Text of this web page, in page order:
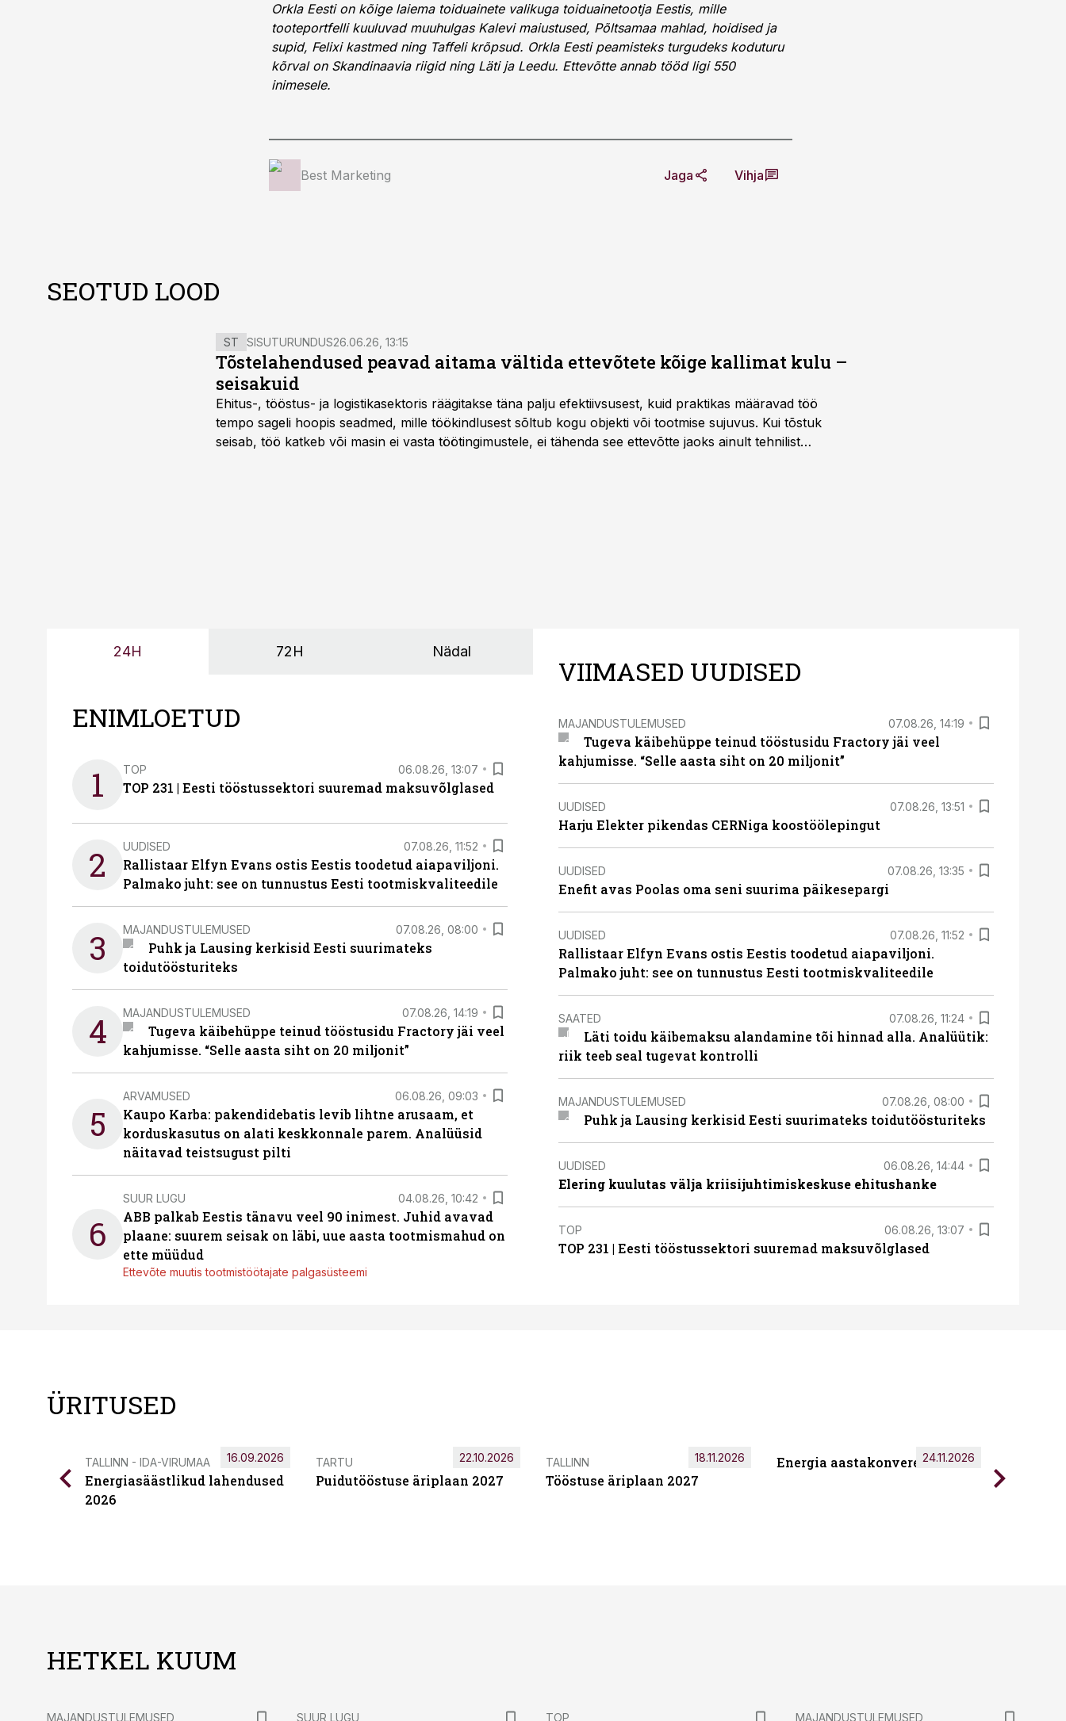
Orkla Eesti on kõige laiema toiduainete valikuga toiduainetootja Eestis, mille
tooteportfelli kuuluvad muuhulgas Kalevi maiustused, Põltsamaa mahlad, hoidised ja
supid, Felixi kastmed ning Taffeli krõpsud. Orkla Eesti peamisteks turgudeks koduturu
kõrval on Skandinaavia riigid ning Läti ja Leedu. Ettevõtte annab tööd ligi 550
inimesele.
Best Marketing Jaga Vihja
SEOTUD LOOD
ST SISUTURUNDUS26.06.26, 13:15
Tõstelahendused peavad aitama vältida ettevõtete kõige kallimat kulu –
seisakuid
Ehitus-, tööstus- ja logistikasektoris räägitakse täna palju efektiivsusest, kuid praktikas määravad töö
tempo sageli hoopis seadmed, mille töökindlusest sõltub kogu objekti või tootmise sujuvus. Kui tõstuk
seisab, töö katkeb või masin ei vasta töötingimustele, ei tähenda see ettevõtte jaoks ainult tehnilist
24H 72H Nädal
ENIMLOETUD
1 TOP 06.08.26, 13:07
TOP 231 | Eesti tööstussektori suuremad maksuvõlglased
2 UUDISED 07.08.26, 11:52
Rallistaar Elfyn Evans ostis Eestis toodetud aiapaviljoni.
Palmako juht: see on tunnustus Eesti tootmiskvaliteedile
3 MAJANDUSTULEMUSED 07.08.26, 08:00
Puhk ja Lausing kerkisid Eesti suurimateks
toidutöösturiteks
4 MAJANDUSTULEMUSED 07.08.26, 14:19
Tugeva käibehüppe teinud tööstusidu Fractory jäi veel
kahjumisse. “Selle aasta siht on 20 miljonit”
5
ARVAMUSED 06.08.26, 09:03
Kaupo Karba: pakendidebatis levib lihtne arusaam, et
korduskasutus on alati keskkonnale parem. Analüüsid
näitavad teistsugust pilti
6
SUUR LUGU 04.08.26, 10:42
ABB palkab Eestis tänavu veel 90 inimest. Juhid avavad
plaane: suurem seisak on läbi, uue aasta tootmismahud on
ette müüdud
Ettevõte muutis tootmistöötajate palgasüsteemi
VIIMASED UUDISED
MAJANDUSTULEMUSED 07.08.26, 14:19
Tugeva käibehüppe teinud tööstusidu Fractory jäi veel
kahjumisse. “Selle aasta siht on 20 miljonit”
UUDISED 07.08.26, 13:51
Harju Elekter pikendas CERNiga koostöölepingut
UUDISED 07.08.26, 13:35
Enefit avas Poolas oma seni suurima päikesepargi
UUDISED 07.08.26, 11:52
Rallistaar Elfyn Evans ostis Eestis toodetud aiapaviljoni.
Palmako juht: see on tunnustus Eesti tootmiskvaliteedile
SAATED 07.08.26, 11:24
Läti toidu käibemaksu alandamine tõi hinnad alla. Analüütik:
riik teeb seal tugevat kontrolli
MAJANDUSTULEMUSED 07.08.26, 08:00
Puhk ja Lausing kerkisid Eesti suurimateks toidutöösturiteks
UUDISED 06.08.26, 14:44
Elering kuulutas välja kriisijuhtimiskeskuse ehitushanke
TOP 06.08.26, 13:07
TOP 231 | Eesti tööstussektori suuremad maksuvõlglased
ÜRITUSED
TALLINN - IDA-VIRUMAA
Energiasäästlikud lahendused
2026
16.09.2026 TARTU
Puidutööstuse äriplaan 2027
22.10.2026 TALLINN
Tööstuse äriplaan 2027
18.11.2026 Energia aastakonverents 2026
24.11.2026
HETKEL KUUM
MAJANDUSTULEMUSED SUUR LUGU TOP MAJANDUSTULEMUSED